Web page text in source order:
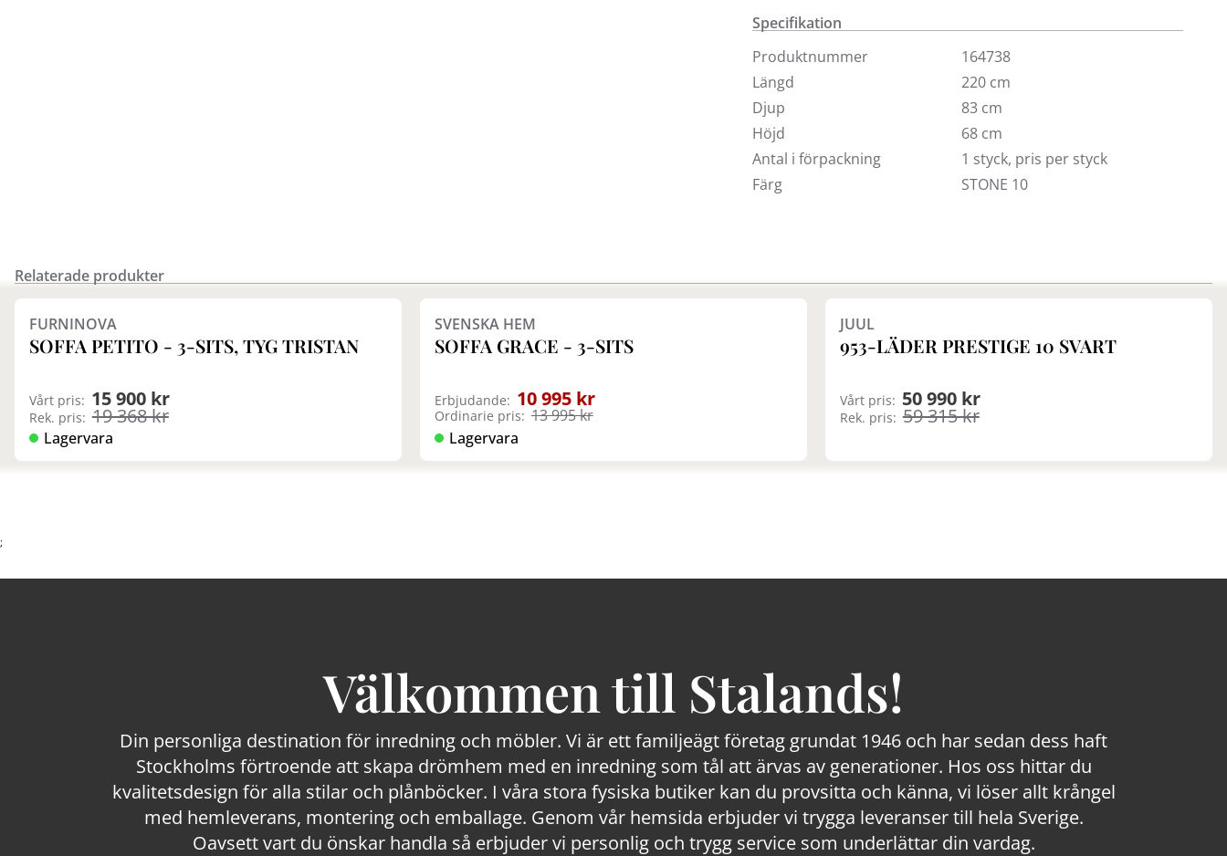
Specifikation
Produktnummer
164738
Längd
220 cm
Djup
83 cm
Höjd
68 cm
Antal i förpackning
1 styck, pris per styck
Färg
STONE 10
Relaterade produkter Finns i fler val (6)
FURNINOVA
SOFFA PETITO - 3-SITS, TYG TRISTAN
Vårt pris: 15 900 kr
Rek. pris: 19 368 kr
Lagervara
Finns i fler val (5)
SVENSKA HEM
SOFFA GRACE - 3-SITS
Erbjudande: 10 995 kr
Ordinarie pris: 13 995 kr
Lagervara
Finns i fler val (4)
JUUL
953-LÄDER PRESTIGE 10 SVART
Vårt pris: 50 990 kr
Rek. pris: 59 315 kr
;
Välkommen till Stalands!
Din personliga destination för inredning och möbler. Vi är ett familjeägt företag grundat 1946 och har sedan dess haft
Stockholms förtroende att skapa drömhem med en inredning som tål att ärvas av generationer. Hos oss hittar du
kvalitetsdesign för alla stilar och plånböcker. I våra stora fysiska butiker kan du provsitta och känna, vi löser allt krångel
med hemleverans, montering och emballage. Genom vår hemsida erbjuder vi trygga leveranser till hela Sverige.
Oavsett vart du önskar handla så erbjuder vi personlig och trygg service som underlättar din vardag.